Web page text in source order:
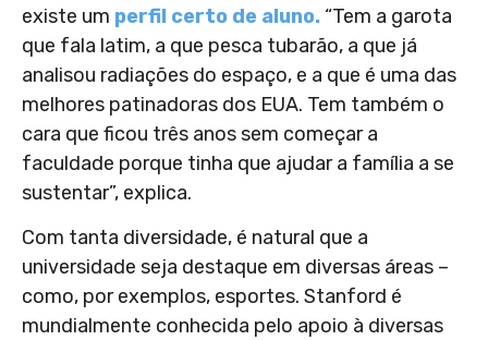
existe um perfil certo de aluno. “Tem a garota
que fala latim, a que pesca tubarão, a que já
analisou radiações do espaço, e a que é uma das
melhores patinadoras dos EUA. Tem também o
cara que ficou três anos sem começar a
faculdade porque tinha que ajudar a família a se
sustentar”, explica.
Com tanta diversidade, é natural que a
universidade seja destaque em diversas áreas –
como, por exemplos, esportes. Stanford é
mundialmente conhecida pelo apoio à diversas